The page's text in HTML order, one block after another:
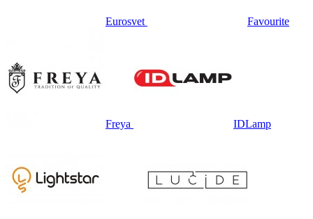
Eurosvet Favourite
Freya IDLamp